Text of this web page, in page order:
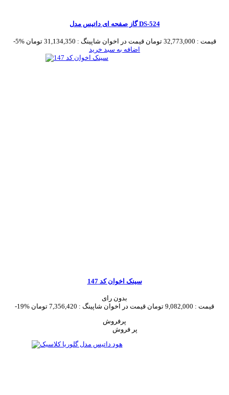
گاز صفحه ای داتیس مدل DS-524
-5% قیمت : 32,773,000 تومان قیمت در اخوان شاپینگ : 31,134,350 تومان
اضافه به سبد خرید
سینک اخوان کد 147
بدون رای
-19%
قیمت : 9,082,000 تومان قیمت در اخوان شاپینگ : 7,356,420 تومان
پرفروش